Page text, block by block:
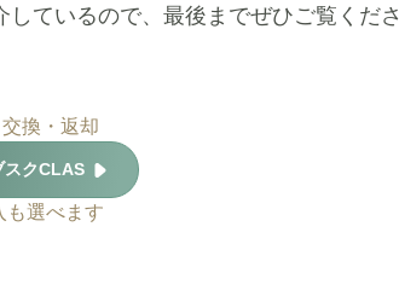
しているので、最後までぜひご覧くださ
換・返却
スクCLAS
も選べます